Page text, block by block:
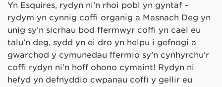
Yn Esquires, rydyn ni’n rhoi pobl yn gyntaf –
rydym yn cynnig coffi organig a Masnach Deg yn
unig sy’n sicrhau bod ffermwyr coffi yn cael eu
talu’n deg, sydd yn ei dro yn helpu i gefnogi a
gwarchod y cymunedau ffermio sy’n cynhyrchu’r
coffi rydyn ni’n hoff ohono cymaint! Rydyn ni
hefyd yn defnyddio cwpanau coffi y gellir eu